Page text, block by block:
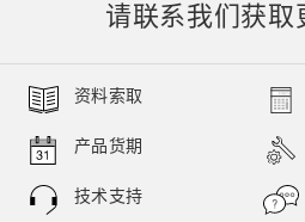
请联系我们获取
资料索取
产品货期
技术支持